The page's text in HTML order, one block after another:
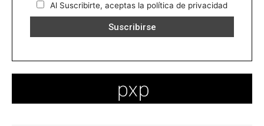
Al Suscribirte, aceptas la política de privacidad